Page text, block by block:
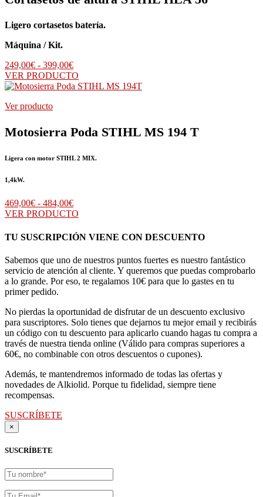
Ligero cortasetos batería.
Máquina / Kit.
249,00€ - 399,00€Rango
de
precios:
399,00€
VER PRODUCTO
Ver producto
Motosierra Poda STIHL MS 194 T
Ligera con motor STIHL 2 MIX.
1,4kW.
469,00€ - 484,00€Rango
de
desde
hasta
484,00€
VER PRODUCTO
TU SUSCRIPCIÓN VIENE CON DESCUENTO
Sabemos que uno de nuestros puntos fuertes es nuestro fantástico
servicio de atención al cliente. Y queremos que puedas comprobarlo
a lo grande. Por eso, te regalamos 10€ para que lo gastes en tu
primer pedido.
No pierdas la oportunidad de disfrutar de un descuento exclusivo
para suscriptores. Solo tienes que dejarnos tu mejor email y recibirás
un código con tu descuento para aplicarlo cuando hagas tu compra a
través de nuestra tienda online (Válido para compras superiores a
60€, no combinable con otros descuentos o cupones).
Además, te mantendremos informado de todas las ofertas y
novedades de Alkiolid. Porque tu fidelidad, siempre tiene
recompensas.
SUSCRÍBETE
×
SUSCRÍBETE